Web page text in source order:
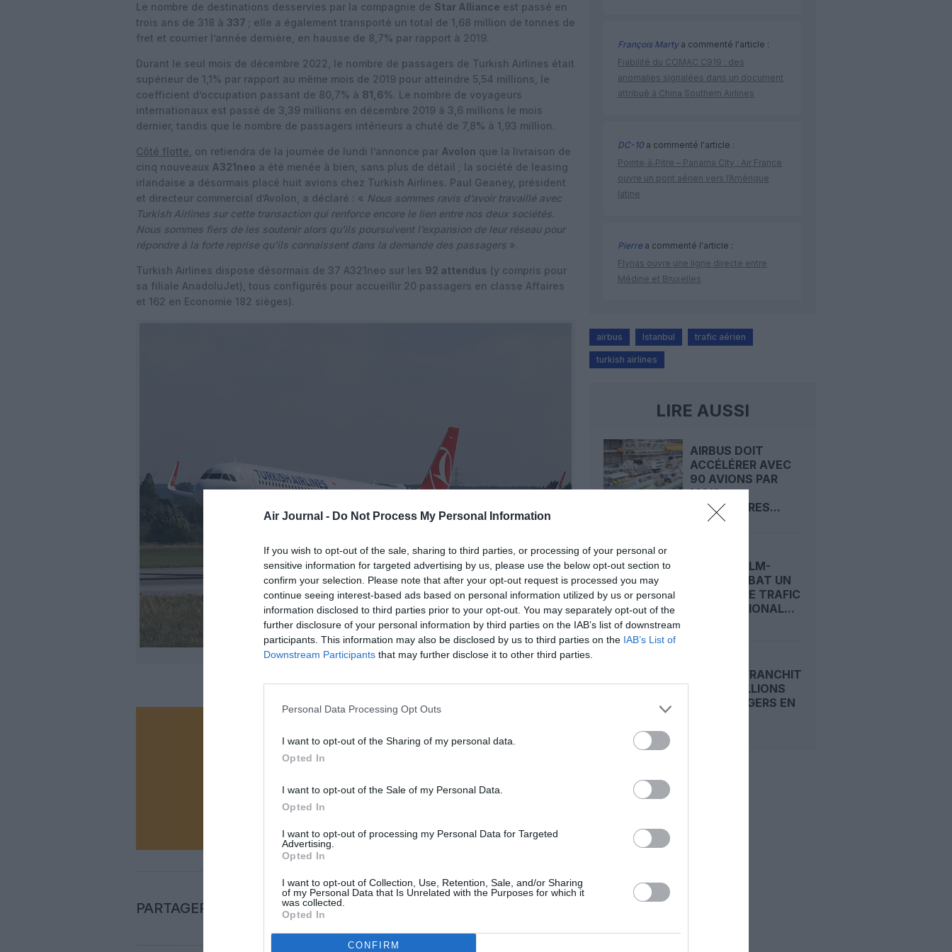
Air Journal - Do Not Process My Personal Information
If you wish to opt-out of the sale, sharing to third parties, or processing of your personal or
sensitive information for targeted advertising by us, please use the below opt-out section to
confirm your selection. Please note that after your opt-out request is processed you may
continue seeing interest-based ads based on personal information utilized by us or personal
information disclosed to third parties prior to your opt-out. You may separately opt-out of the
further disclosure of your personal information by third parties on the IAB’s list of downstream
participants. This information may also be disclosed by us to third parties on the IAB’s List of
Downstream Participants that may further disclose it to other third parties.
Personal Data Processing Opt Outs
I want to opt-out of the Sharing of my personal data.
Opted In
I want to opt-out of the Sale of my Personal Data.
Opted In
I want to opt-out of processing my Personal Data for Targeted
Advertising.
Opted In
I want to opt-out of Collection, Use, Retention, Sale, and/or Sharing
of my Personal Data that Is Unrelated with the Purposes for which it
was collected.
Opted In
CONFIRM
Le nombre de destinations desservies par la compagnie de Star Alliance est passé en
trois ans de 318 à 337 ; elle a également transporté un total de 1,68 million de tonnes de
fret et courrier l’année dernière, en hausse de 8,7% par rapport à 2019.
Durant le seul mois de décembre 2022, le nombre de passagers de Turkish Airlines était
supérieur de 1,1% par rapport au même mois de 2019 pour atteindre 5,54 millions, le
coefficient d’occupation passant de 80,7% à 81,6%. Le nombre de voyageurs
internationaux est passé de 3,39 millions en décembre 2019 à 3,6 millions le mois
dernier, tandis que le nombre de passagers intérieurs a chuté de 7,8% à 1,93 million.
Côté flotte , on retiendra de la journée de lundi l’annonce par Avolon que la livraison de
cinq nouveaux A321neo a été menée à bien, sans plus de détail ; la société de leasing
irlandaise a désormais placé huit avions chez Turkish Airlines. Paul Geaney, président
et directeur commercial d’Avolon, a déclaré : « Nous sommes ravis d’avoir travaillé avec
Turkish Airlines sur cette transaction qui renforce encore le lien entre nos deux sociétés.
Nous sommes fiers de les soutenir alors qu’ils poursuivent l’expansion de leur réseau pour
répondre à la forte reprise qu’ils connaissent dans la demande des passagers ».
Turkish Airlines dispose désormais de 37 A321neo sur les 92 attendus (y compris pour
sa filiale AnadoluJet), tous configurés pour accueillir 20 passagers en classe Affaires
et 162 en Economie 182 sièges).
©Michael Lindner/Airbus
Vous avez apprécié l’article ?
Soutenez-nous, faites un don !
NOUS SOUTENIR
PARTAGER L'ARTICLE
FacebookTwitter PinterestLinkedIn
François Martya commenté l'article :
Fiabilité du COMAC C919 : des
anomalies signalées dans un document
attribué à China Southern Airlines
DC-10 a commenté l'article :
Pointe‑à‑Pitre – Panama City : Air France
ouvre un pont aérien vers l’Amérique
latine
Pierrea commenté l'article :
Flynas ouvre une ligne directe entre
Médine et Bruxelles
airbus Istanbul trafic aérien
turkish airlines
LIRE AUSSI
AIRBUS DOIT
ACCÉLÉRER AVEC
90 AVIONS PAR
MOIS
NÉCESSAIRES...
STOCKHOLM-
ARLANDA BAT UN
RECORD DE TRAFIC
INTERNATIONAL...
RYANAIR FRANCHIT
LES 22 MILLIONS
DE PASSAGERS EN